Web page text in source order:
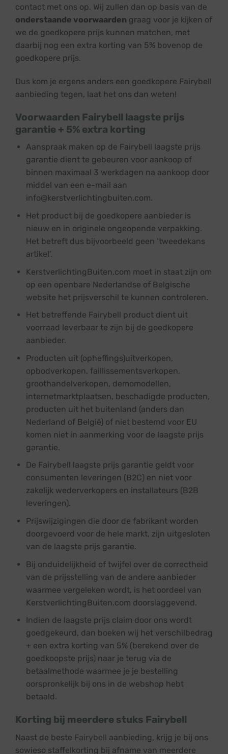
contact met ons op. Wij zullen dan op basis van de
onderstaande voorwaarden graag voor je kijken of
we de goedkopere prijs kunnen matchen, met
daarbij nog een extra korting van 5% bovenop de
goedkopere prijs.
Dus kom je ergens anders een goedkopere Fairybell
aanbieding tegen, laat het ons dan weten!
Voorwaarden Fairybell laagste prijs
garantie + 5% extra korting
Aanspraak maken op de Fairybell laagste prijs
garantie dient te gebeuren voor aankoop of
binnen maximaal 3 werkdagen na aankoop door
middel van een e-mail aan
info@kerstverlichtingbuiten.com.
Het product bij de goedkopere aanbieder is
nieuw en in originele ongeopende verpakking.
Het betreft dus bijvoorbeeld geen ‘tweedekans
artikel’.
KerstverlichtingBuiten.com moet in staat zijn om
op een openbare Nederlandse of Belgische
website het prijsverschil te kunnen controleren.
Het betreffende Fairybell product dient uit
voorraad leverbaar te zijn bij de goedkopere
aanbieder.
Producten uit (opheffings)uitverkopen,
opbodverkopen, faillissementsverkopen,
groothandelverkopen, demomodellen,
internetmarktplaatsen, beschadigde producten,
producten uit het buitenland (anders dan
Nederland of België) of niet bestemd voor EU
komen niet in aanmerking voor de laagste prijs
garantie.
De Fairybell laagste prijs garantie geldt voor
consumenten leveringen (B2C) en niet voor
zakelijk wederverkopers en installateurs (B2B
leveringen).
Prijswijzigingen die door de fabrikant worden
doorgevoerd voor de hele markt, zijn uitgesloten
van de laagste prijs garantie.
Bij onduidelijkheid of twijfel over de correctheid
van de prijsstelling van de andere aanbieder
waarmee vergeleken wordt, is het oordeel van
KerstverlichtingBuiten.com doorslaggevend.
Indien de laagste prijs claim door ons wordt
goedgekeurd, dan boeken wij het verschilbedrag
+ een extra korting van 5% (berekend over de
goedkoopste prijs) naar je terug via de
betaalmethode waarmee je je bestelling
oorspronkelijk bij ons in de webshop hebt
betaald.
Korting bij meerdere stuks Fairybell
Naast de beste Fairybell aanbieding, krijg je bij ons
sowieso staffelkorting bij afname van meerdere